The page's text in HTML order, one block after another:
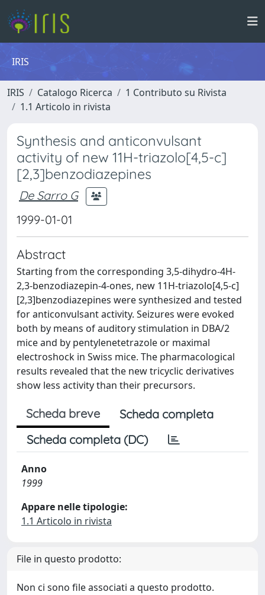
IRIS
IRIS Catalogo Ricerca
1 Contributo su Rivista
1.1 Articolo in rivista
Synthesis and anticonvulsant
activity of new 11H-triazolo[4,5-c]
[2,3]benzodiazepines
De Sarro G
1999-01-01
Abstract
Starting from the corresponding 3,5-dihydro-4H-
2,3-benzodiazepin-4-ones, new 11H-triazolo[4,5-c]
[2,3]benzodiazepines were synthesized and tested
for anticonvulsant activity. Seizures were evoked
both by means of auditory stimulation in DBA/2
mice and by pentylenetetrazole or maximal
electroshock in Swiss mice. The pharmacological
results revealed that the new tricyclic derivatives
show less activity than their precursors.
Scheda breve
Scheda completa
Scheda completa (DC)
Anno
1999
Appare nelle tipologie:
1.1 Articolo in rivista
File in questo prodotto:
Non ci sono file associati a questo prodotto.